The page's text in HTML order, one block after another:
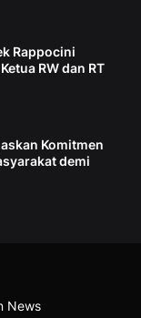
Rappocini
RW dan RT
Komitmen
demi
News